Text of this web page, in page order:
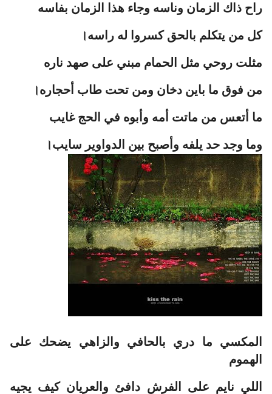
راح ذاك الزمان وناسه وجاء هذا الزمان بفاسه
كل من يتكلم بالحق كسروا له راسه।
مثلت روحي مثل الحمام مبني على صهد ناره
من فوق ما باين دخان ومن تحت طاب أحجاره।
ما أتعس من ماتت أمه وأبوه في الحج غايب
وما وجد حد يلفه وأصبح بين الدواوير سايب।
المكسي ما دري بالحافي والزاهي يضحك على
الهموم
اللي نايم على الفرش دافئ والعريان كيف يجيه